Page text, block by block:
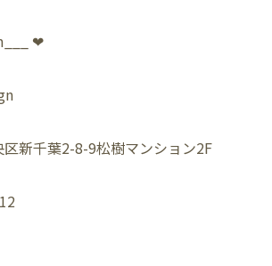
❤︎
新千葉2-8-9松樹マンション2F